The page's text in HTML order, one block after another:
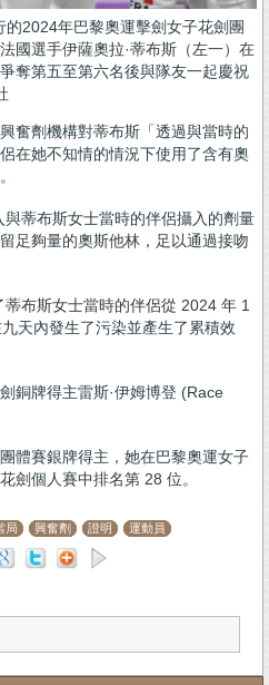
2024年巴黎奧運擊劍女子花劍團
國選手伊薩奧拉·蒂布斯（左一）在
奪第五至第六名後與隊友一起慶祝
奮劑機構對蒂布斯「透過與當時的
在她不知情的情況下使用了含有奧
蒂布斯女士當時的伴侶攝入的劑量
足夠量的奧斯他林，足以通過接吻
布斯女士當時的伴侶從 2024 年 1
天內發生了污染並產生了累積效
銅牌得主雷斯·伊姆博登 (Race
體賽銀牌得主，她在巴黎奧運女子
劍個人賽中排名第 28 位。
局 興奮劑 證明 運動員